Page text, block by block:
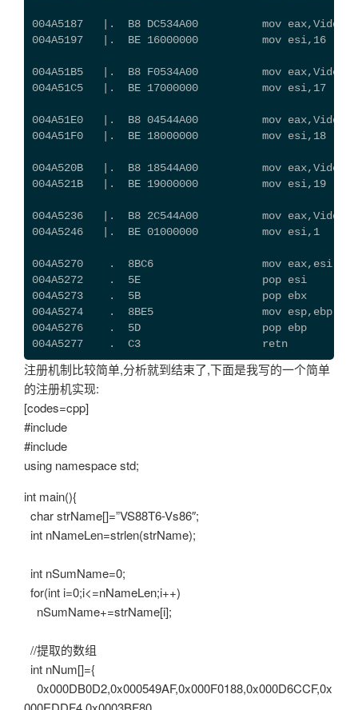
004A5187   |.  B8 DC534A00          mov
004A5197   |.  BE 16000000          mov esi,16
004A51B5   |.  B8 F0534A00          mov
004A51C5   |.  BE 17000000          mov esi,17
004A51E0   |.  B8 04544A00          mov
004A51F0   |.  BE 18000000          mov esi,18
004A520B   |.  B8 18544A00          mov
004A521B   |.  BE 19000000          mov esi,19
004A5236   |.  B8 2C544A00          mov
004A5246   |.  BE 01000000          mov esi,1
004A5270    .  8BC6                 mov eax,esi
004A5272    .  5E                   pop esi
004A5273    .  5B                   pop ebx
004A5274    .  8BE5                 mov esp,ebp
004A5276    .  5D                   pop ebp
004A5277    .  C3                   retn
注册机制比较简单,分析就到结束了,下面是我写的一个简单
的注册机实现:
[codes=cpp]
#include
#include
using namespace std;
int main(){
char strName[]=”VS88T6-Vs86″;
int nNameLen=strlen(strName);
int nSumName=0;
for(int i=0;i<=nNameLen;i++)
nSumName+=strName[i];
//提取的数组
int nNum[]={
0x000DB0D2,0x000549AF,0x000F0188,0x000D6CCF,0x